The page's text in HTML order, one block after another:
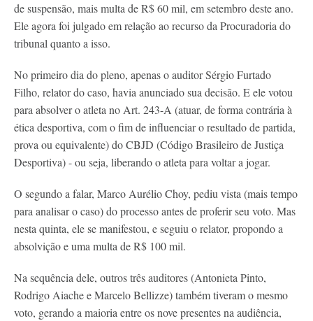
de suspensão, mais multa de R$ 60 mil, em setembro deste ano.
Ele agora foi julgado em relação ao recurso da Procuradoria do
tribunal quanto a isso.
No primeiro dia do pleno, apenas o auditor Sérgio Furtado
Filho, relator do caso, havia anunciado sua decisão. E ele votou
para absolver o atleta no Art. 243-A (atuar, de forma contrária à
ética desportiva, com o fim de influenciar o resultado de partida,
prova ou equivalente) do CBJD (Código Brasileiro de Justiça
Desportiva) - ou seja, liberando o atleta para voltar a jogar.
O segundo a falar, Marco Aurélio Choy, pediu vista (mais tempo
para analisar o caso) do processo antes de proferir seu voto. Mas
nesta quinta, ele se manifestou, e seguiu o relator, propondo a
absolvição e uma multa de R$ 100 mil.
Na sequência dele, outros três auditores (Antonieta Pinto,
Rodrigo Aiache e Marcelo Bellizze) também tiveram o mesmo
voto, gerando a maioria entre os nove presentes na audiência,